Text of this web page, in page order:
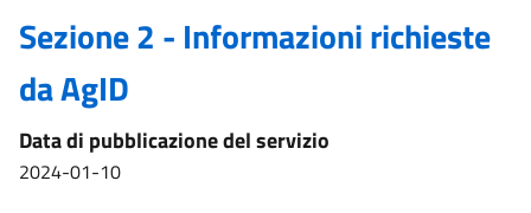
Sezione 2 - Informazioni richieste
da AgID
Data di pubblicazione del servizio
2024-01-10